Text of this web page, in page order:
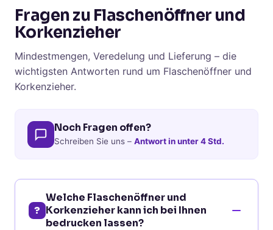
Fragen zu Flaschenöffner und
Korkenzieher
Mindestmengen, Veredelung und Lieferung – die
wichtigsten Antworten rund um Flaschenöffner und
Korkenzieher.
Noch Fragen offen?
Schreiben Sie uns – Antwort in unter 4 Std.
?
Welche Flaschenöffner und
Korkenzieher kann ich bei Ihnen
bedrucken lassen?